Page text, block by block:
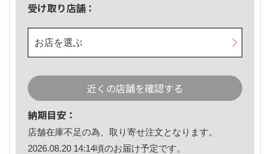
受け取り店舗：
お店を選ぶ
近くの店舗を確認する
納期目安：
店舗在庫不足の為、取り寄せ注文となります。
2026.08.20 14:14頃のお届け予定です。